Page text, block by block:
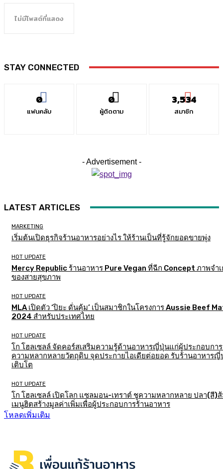
ไม่มีโพสต์ที่แสดง
STAY CONNECTED
0
แฟนคลับ
0
ผู้ติดตาม
3,534
สมาชิก
- Advertisement -
LATEST ARTICLES
MARKETING
เริ่มต้นเปิดธุรกิจร้านอาหารอย่างไร ให้ร้านเป็นที่รู้จักยอดขายพุ่ง
HOT UPDATE
Mercy Republic ร้านอาหาร Pure Vegan ที่ฉีก Concept ภาพจำเ
ของสายสุขภาพ
HOT UPDATE
MLA เปิดตัว ‘ปิยะ ดั่นคุ้ม’ เป็นสมาชิกในโครงการ Aussie Beef
2024 สำหรับประเทศไทย
HOT UPDATE
โก โฮลเซลล์ จัดคอร์สเสริมความรู้ด้านอาหารญี่ปุ่นแก่ผู้ประกอบกา
ความหลากหลายวัตถุดิบ จุดประกายไอเดียต่อยอด รับร้านอาหาร
เติบโต
HOT UPDATE
โก โฮลเซลล์ เปิดโลก แซลมอน-เทราต์ ชูความหลากหลาย ปลา(สี)
เมนูฮิตสร้างมูลค่าเพิ่มเพื่อผู้ประกอบการร้านอาหาร
โหลดเพิ่มเติม